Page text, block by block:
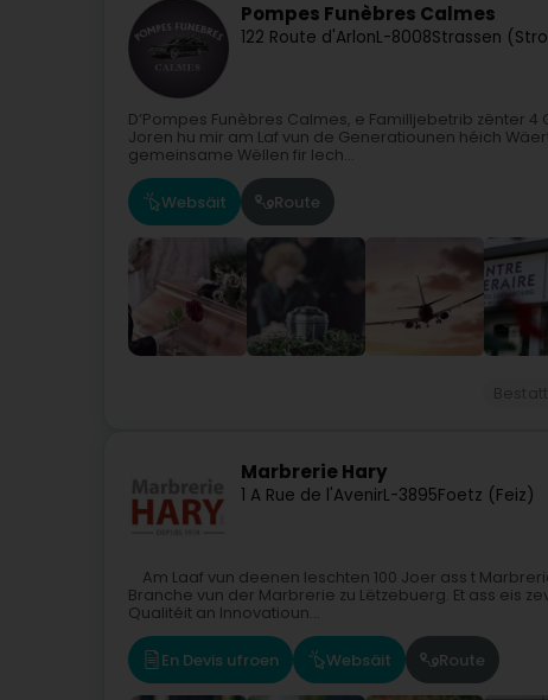
Pompes Funèbres Calmes
122 Route d'ArlonL-8008Strassen
D’Pompes Funèbres Calmes, e Familljebetrib zënter
Joren hu mir am Laf vun de Generatiounen héich
gemeinsame Wëllen fir Iech...
Websäit Route
Marbrerie Hary
1 A Rue de l'AvenirL-3895Foetz (Feiz)
Am Laaf vun deenen leschten 100 Joer ass t
Branche vun der Marbrerie zu Lëtzebuerg. Et ass eis
Qualitéit an Innovatioun...
En Devis ufroen Websäit Route